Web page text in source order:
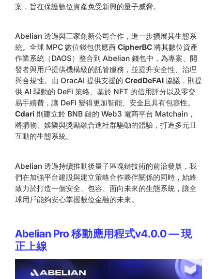
案，旨在保護數位資產免受新興的量子威脅。
Abelian 透過與三家創新公司合作，進一步擴展其生態系
統。全球 MPC 數位錢包供應商 CipherBC將其數位資產
作業系統（DAOS）整合到 Abelian 錢包中，為專案、開
發者與用戶提供機構級的託管服務，並提升安全性、治理
與合規性。由 OracAI 提供支援的 CredDeFAI協議，則提
供 AI 驅動的 DeFi 策略、基於 NFT 的信用評分以及零交
易手續費，讓 DeFi 變得更加智能、安全且具有包容性。
Cdari 則建立於 BNB 鏈的 Web3 電商平台 Matchain，
將購物、娛樂與獎勵融合進社群驅動的體驗，打造多元且
互動的生態系統。
Abelian 透過持續推動後量子區塊鏈技術的前沿發展，我
們在加強平台建設與建立策略合作夥伴關係的同時，始終
致力於打造一個安全、包容、面向未來的生態系統，讓全
球用戶能夠安心掌握數位金融的未來。
Abelian Pro 移動應用程式v4.0.0 — 現
正上線